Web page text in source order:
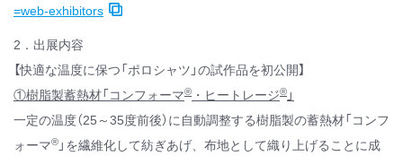
=web-exhibitors
2．出展内容
【快適な温度に保つ「ポロシャツ」の試作品を初公開】
①樹脂製蓄熱材「コンフォーマ® ・ヒートレージ® 」
一定の温度（25～35度前後）に自動調整する樹脂製の蓄熱材「コンフ
ォーマ® 」を繊維化して紡ぎあげ、布地として織り上げることに成